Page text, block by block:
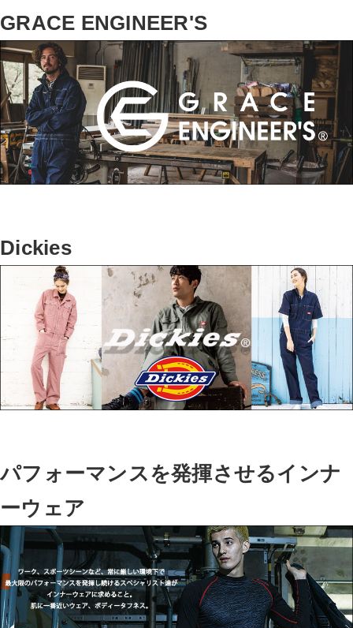
GRACE ENGINEER'S
Dickies
パフォーマンスを発揮させるインナ
ーウェア